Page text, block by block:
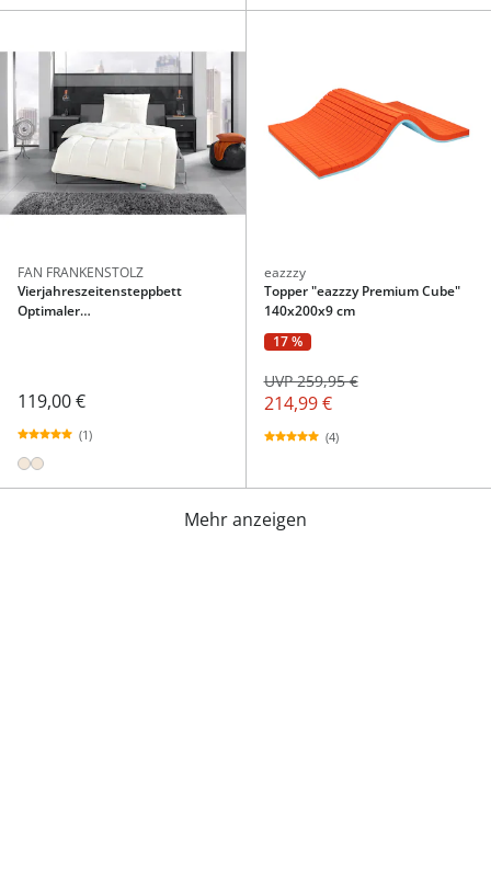
FAN FRANKENSTOLZ
Vierjahreszeitensteppbett
Optimaler
119,00 €
(1)
eazzzy
Topper "eazzzy Premium Cube"
140x200x9 cm
17 %
214,99 €
UVP 259,95 €
(4)
Mehr anzeigen